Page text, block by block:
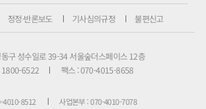
정정·반론보도 기사심의규정 불편신고
구 성수일로 39-34 서울숲더스페이스 12층
1800-6522
팩스 : 070-4015-8658
4010-8512 사업본부 : 070-4010-7078